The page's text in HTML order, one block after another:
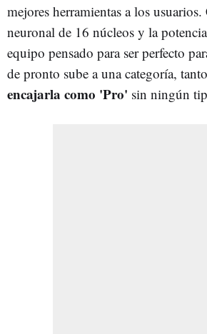
mejores herramientas a los
neuronal de 16 núcleos y la
equipo pensado para ser perfecto
de pronto sube a una categoría,
encajarla como 'Pro' sin ningún